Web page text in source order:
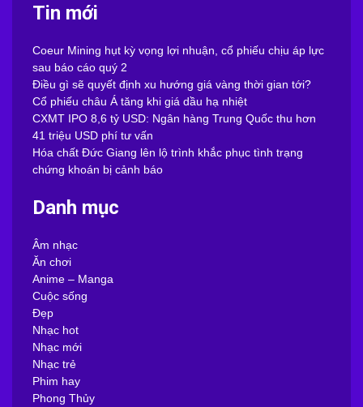
Tin mới
Coeur Mining hụt kỳ vọng lợi nhuận, cổ phiếu chịu áp lực
sau báo cáo quý 2
Điều gì sẽ quyết định xu hướng giá vàng thời gian tới?
Cổ phiếu châu Á tăng khi giá dầu hạ nhiệt
CXMT IPO 8,6 tỷ USD: Ngân hàng Trung Quốc thu hơn
41 triệu USD phí tư vấn
Hóa chất Đức Giang lên lộ trình khắc phục tình trạng
chứng khoán bị cảnh báo
Danh mục
Âm nhạc
Ăn chơi
Anime – Manga
Cuộc sống
Đẹp
Nhạc hot
Nhạc mới
Nhạc trẻ
Phim hay
Phong Thủy